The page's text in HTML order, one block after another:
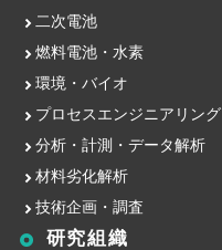
二次電池
燃料電池・水素
環境・バイオ
プロセスエンジニアリング
分析・計測・データ解析
材料劣化解析
技術企画・調査
研究組織